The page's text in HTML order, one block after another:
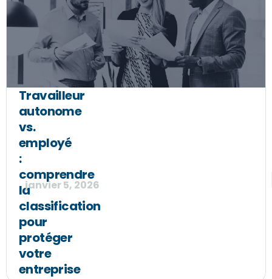
Travailleur
autonome
vs.
employé
:
comprendre
la
classification
pour
protéger
votre
entreprise
janvier 5, 2026